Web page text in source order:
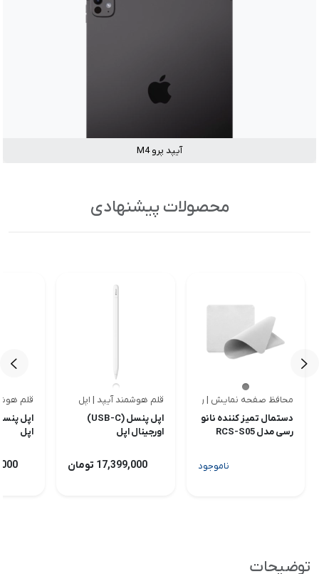
آیپد پرو M4
محصولات پیشنهادی
<
محافظ صفحه نمایش | رسی
دستمال تمیز کننده نانو
رسی مدل RCS-S05
ناموجود
قلم هوشمند آیپد | اپل
اپل پنسل (USB-C)
اورجینال اپل
17,399,000 تومان
قلم
اپل
اپل
توضیحات